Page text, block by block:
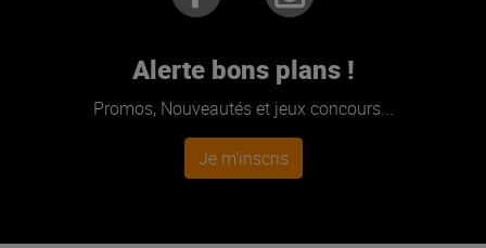
Alerte bons plans !
Promos, Nouveautés et jeux concours...
Je m'inscris